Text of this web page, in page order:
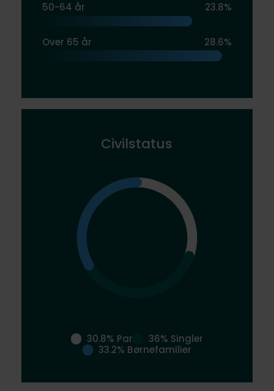
50-64 år 23.8%
Over 65 år 28.6%
Civilstatus
30.8% Par
36% Singler
33.2% Børnefamilier